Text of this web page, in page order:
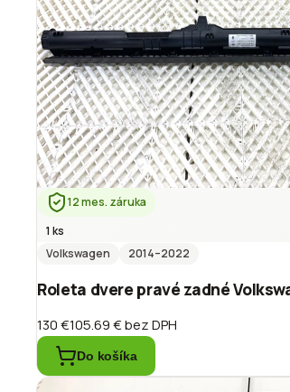
12 mes. záruka
1 ks
Volkswagen
2014–2022
Roleta dvere pravé zadné
130 €105.69 €bez DPH
Do košíka